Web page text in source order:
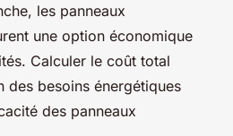
les panneaux
une option économique
Calculer le coût total
des besoins énergétiques
des panneaux